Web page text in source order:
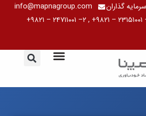
گذاران
info@mapnagroup.com